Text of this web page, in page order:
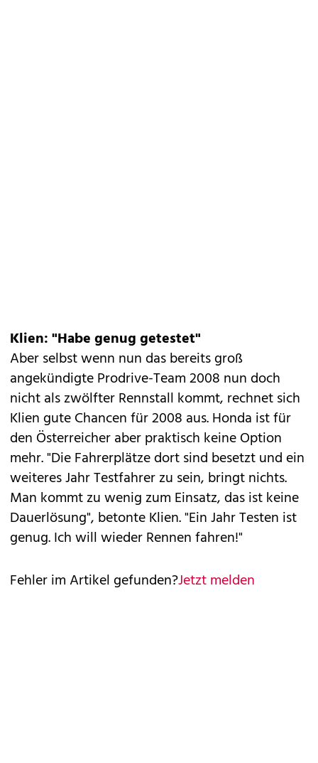
Klien: "Habe genug getestet"
Aber selbst wenn nun das bereits groß
angekündigte Prodrive-Team 2008 nun doch
nicht als zwölfter Rennstall kommt, rechnet sich
Klien gute Chancen für 2008 aus. Honda ist für
den Österreicher aber praktisch keine Option
mehr. "Die Fahrerplätze dort sind besetzt und ein
weiteres Jahr Testfahrer zu sein, bringt nichts.
Man kommt zu wenig zum Einsatz, das ist keine
Dauerlösung", betonte Klien. "Ein Jahr Testen ist
genug. Ich will wieder Rennen fahren!"
Fehler im Artikel gefunden?Jetzt melden